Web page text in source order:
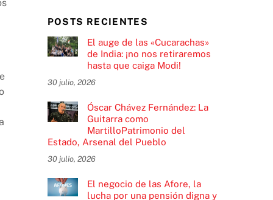
POSTS RECIENTES
El auge de las «Cucarachas»
de India: ¡no nos retiraremos
hasta que caiga Modi!
30 julio, 2026
Óscar Chávez Fernández: La
Guitarra como
MartilloPatrimonio del
Estado, Arsenal del Pueblo
30 julio, 2026
El negocio de las Afore, la
lucha por una pensión digna y